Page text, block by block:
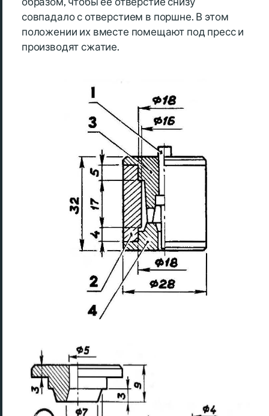
совпадало с отверстием в поршне. В этом
положении их вместе помещают под пресс и
производят сжатие.